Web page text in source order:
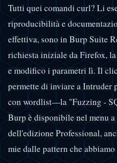
Tutti quei comandi curl? Li
riproducibilità e
effettiva, sono in Burp Suite
richiesta iniziale da Firefox,
e modifico i parametri lì. Il
permette di inviare a Intruder
con wordlist—la "Fuzzing -
Burp è disponibile nel menu
dell'edizione Professional,
mie dalle pattern che